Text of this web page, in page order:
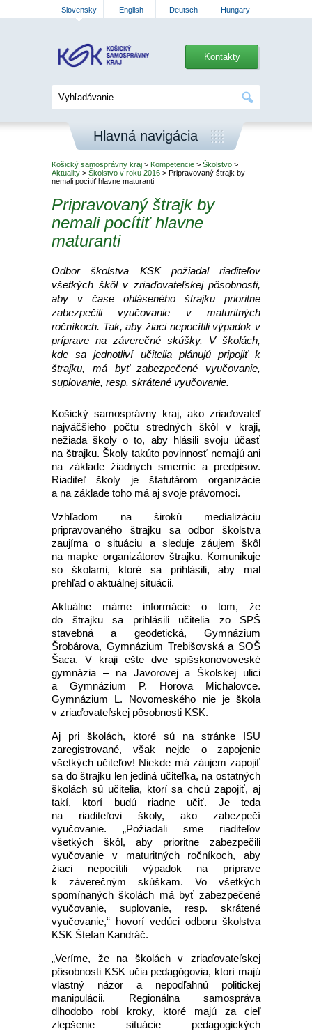
Slovensky English Deutsch Hungary
Kontakty
Hlavná navigácia
Košický samosprávny kraj > Kompetencie > Školstvo >
Aktuality > Školstvo v roku 2016 > Pripravovaný štrajk by
nemali pocítiť hlavne maturanti
Pripravovaný štrajk by
nemali pocítiť hlavne
maturanti
Odbor školstva KSK požiadal riaditeľov
všetkých škôl v zriaďovateľskej pôsobnosti,
aby v čase ohláseného štrajku prioritne
zabezpečili vyučovanie v maturitných
ročníkoch. Tak, aby žiaci nepocítili výpadok v
príprave na záverečné skúšky. V školách,
kde sa jednotliví učitelia plánujú pripojiť k
štrajku, má byť zabezpečené vyučovanie,
suplovanie, resp. skrátené vyučovanie.
Košický samosprávny kraj, ako zriaďovateľ
najväčšieho počtu stredných škôl v kraji,
nežiada školy o to, aby hlásili svoju účasť
na štrajku. Školy takúto povinnosť nemajú ani
na základe žiadnych smerníc a predpisov.
Riaditeľ školy je štatutárom organizácie
a na základe toho má aj svoje právomoci.
Vzhľadom na širokú medializáciu
pripravovaného štrajku sa odbor školstva
zaujíma o situáciu a sleduje záujem škôl
na mapke organizátorov štrajku. Komunikuje
so školami, ktoré sa prihlásili, aby mal
prehľad o aktuálnej situácii.
Aktuálne máme informácie o tom, že
do štrajku sa prihlásili učitelia zo SPŠ
stavebná a geodetická, Gymnázium
Šrobárova, Gymnázium Trebišovská a SOŠ
Šaca. V kraji ešte dve spišskonovoveské
gymnázia – na Javorovej a Školskej ulici
a Gymnázium P. Horova Michalovce.
Gymnázium L. Novomeského nie je škola
v zriaďovateľskej pôsobnosti KSK.
Aj pri školách, ktoré sú na stránke ISU
zaregistrované, však nejde o zapojenie
všetkých učiteľov! Niekde má záujem zapojiť
sa do štrajku len jediná učiteľka, na ostatných
školách sú učitelia, ktorí sa chcú zapojiť, aj
takí, ktorí budú riadne učiť. Je teda
na riaditeľovi školy, ako zabezpečí
vyučovanie. „Požiadali sme riaditeľov
všetkých škôl, aby prioritne zabezpečili
vyučovanie v maturitných ročníkoch, aby
žiaci nepocítili výpadok na príprave
k záverečným skúškam. Vo všetkých
spomínaných školách má byť zabezpečené
vyučovanie, suplovanie, resp. skrátené
vyučovanie,“ hovorí vedúci odboru školstva
KSK Štefan Kandráč.
„Veríme, že na školách v zriaďovateľskej
pôsobnosti KSK učia pedagógovia, ktorí majú
vlastný názor a nepodľahnú politickej
manipulácii. Regionálna samospráva
dlhodobo robí kroky, ktoré majú za cieľ
zlepšenie situácie pedagogických